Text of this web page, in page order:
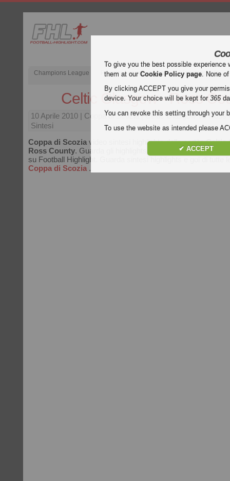
Champions League Premier League inglese Liga spagnola
Celtic Glasgow - Ross
10 Aprile 2010 | Coppa di Scozia | Celtic Glasgow vs Ross
Sintesi
Coppa di Scozia video sintesi highlights della partitaCeltic
Ross County. Guarda gli highlights di Celtic Glasgow -
su Football Highlight. Guarda sintesi highlights e gol di tutte
Coppa di Scozia ..
To give you the best possible
them at ourCookie Policy page. None
By clicking ACCEPT you give your
device. Your choice will be kept for365
You can revoke this setting through your
To use the website as intended please
✔ ACCEPT